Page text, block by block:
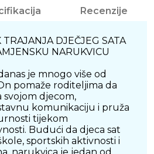
Recenzije
DJEČJEG SATA
NARUKVICU
je mnogo više od
pomaže roditeljima da
svojom djecom,
komunikaciju i pruža
tijekom
Budući da djeca sat
sportskih aktivnosti i